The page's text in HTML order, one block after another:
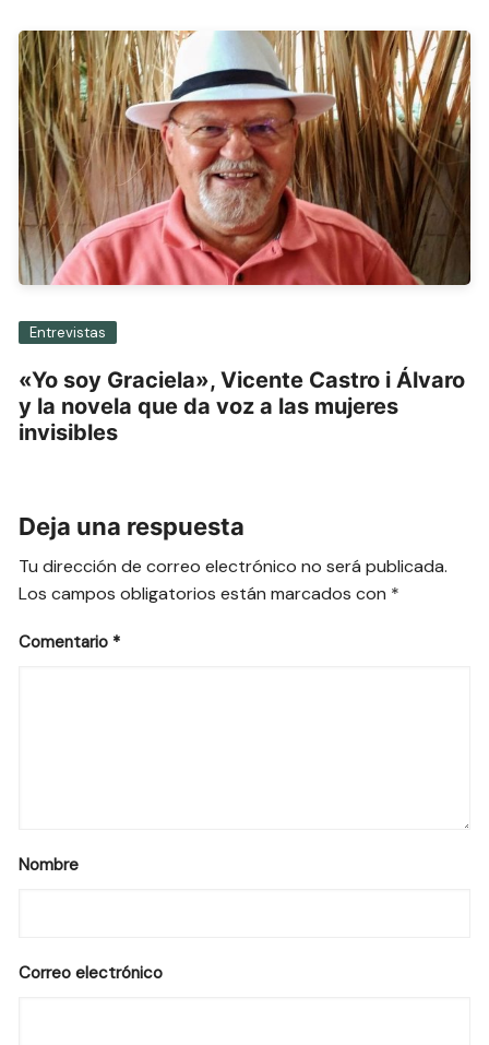
Entrevistas
«Yo soy Graciela», Vicente Castro i Álvaro
y la novela que da voz a las mujeres
invisibles
Deja una respuesta
Tu dirección de correo electrónico no será publicada.
Los campos obligatorios están marcados con *
Comentario *
Nombre
Correo electrónico